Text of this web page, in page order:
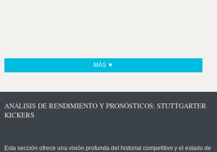
MÁS ▼
ANÁLISIS DE RENDIMIENTO Y PRONÓSTICOS: STUTTGARTER
KICKERS
Esta sección ofrece una visión profunda del historial competitivo y el estado de